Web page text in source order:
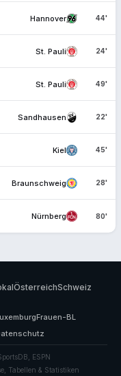
Hannover 44'
St. Pauli 24'
St. Pauli 49'
Sandhausen 22'
Kiel 45'
Braunschweig 28'
Nürnberg 80'
ÖsterreichSchweiz
Frauen-BL
ESPN
Tabellen & Statistiken